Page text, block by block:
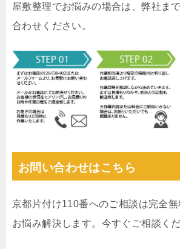
屋敷整理でお悩みの場合は、弊社ま
合わせください。
お問い合わせはこちら
京都片付け110番へのご相談は完全
お悩み解決します。今すぐご相談くだ